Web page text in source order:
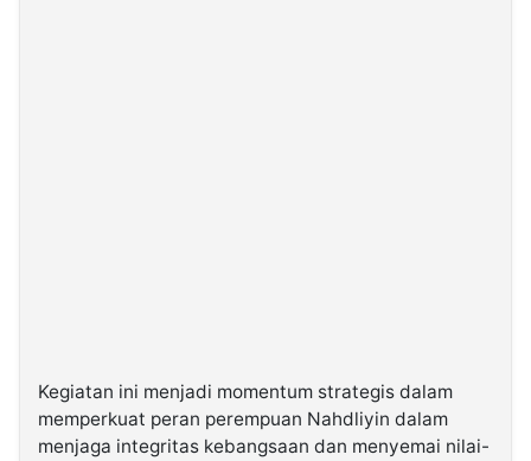
Kegiatan ini menjadi momentum strategis dalam
memperkuat peran perempuan Nahdliyin dalam
menjaga integritas kebangsaan dan menyemai nilai-